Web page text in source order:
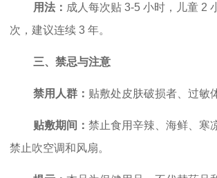
用法： 成人每次贴 3-5 小时，儿童 2
次，建议连续 3 年。
三、禁忌与注意
禁用人群： 贴敷处皮肤破损者、过敏
贴敷期间： 禁止食用辛辣、海鲜、寒
禁止吹空调和风扇。